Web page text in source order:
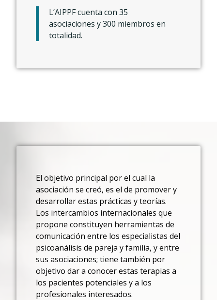
L’AIPPF cuenta con 35
asociaciones y 300 miembros en
totalidad.
El objetivo principal por el cual la
asociación se creó, es el de promover y
desarrollar estas prácticas y teorías.
Los intercambios internacionales que
propone constituyen herramientas de
comunicación entre los especialistas del
psicoanálisis de pareja y familia, y entre
sus asociaciones; tiene también por
objetivo dar a conocer estas terapias a
los pacientes potenciales y a los
profesionales interesados.